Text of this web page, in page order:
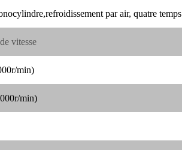
par air, quatre temps
vitesse
min)
min)